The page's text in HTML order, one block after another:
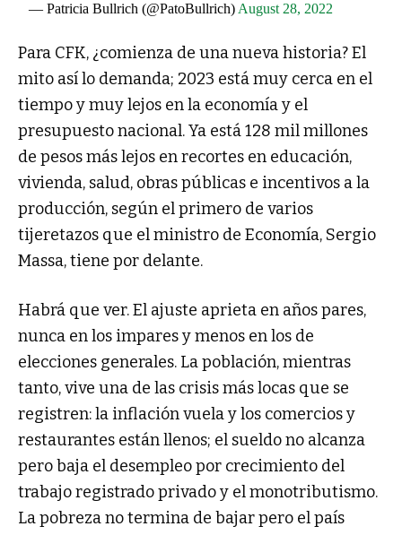
— Patricia Bullrich (@PatoBullrich) August 28, 2022
Para CFK, ¿comienza de una nueva historia? El
mito así lo demanda; 2023 está muy cerca en el
tiempo y muy lejos en la economía y el
presupuesto nacional. Ya está 128 mil millones
de pesos más lejos en recortes en educación,
vivienda, salud, obras públicas e incentivos a la
producción, según el primero de varios
tijeretazos que el ministro de Economía, Sergio
Massa, tiene por delante.
Habrá que ver. El ajuste aprieta en años pares,
nunca en los impares y menos en los de
elecciones generales. La población, mientras
tanto, vive una de las crisis más locas que se
registren: la inflación vuela y los comercios y
restaurantes están llenos; el sueldo no alcanza
pero baja el desempleo por crecimiento del
trabajo registrado privado y el monotributismo.
La pobreza no termina de bajar pero el país